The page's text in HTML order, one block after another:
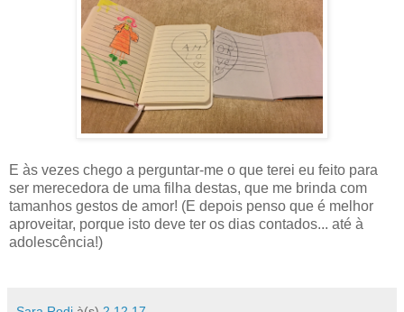
E às vezes chego a perguntar-me o que terei eu feito para
ser merecedora de uma filha destas, que me brinda com
tamanhos gestos de amor! (E depois penso que é melhor
aproveitar, porque isto deve ter os dias contados... até à
adolescência!)